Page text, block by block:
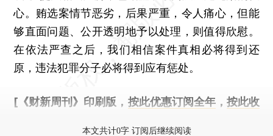
心。贿选案情节恶劣，后果严重，令人痛心，但能
够直面问题、公开透明地予以处理，则值得欣慰。
在依法严查之后，我们相信案件真相必将得到还
原，违法犯罪分子必将得到应有惩处。
[《财新周刊》印刷版， 按此优惠订阅全年， 按此收
本文共计0字 订阅后继续阅读